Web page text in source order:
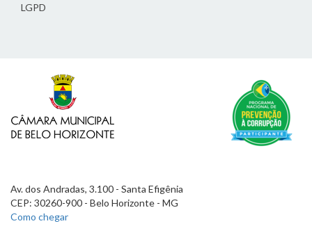
LGPD
Av. dos Andradas, 3.100 - Santa Efigênia
CEP: 30260-900 - Belo Horizonte - MG
Como chegar